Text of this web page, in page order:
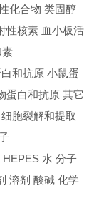
化合物 类固醇
性核素 血小板活
素
和抗原 小鼠蛋
蛋白和抗原 其它
胞裂解和提取
HEPES 水 分子
溶剂 酸碱 化学